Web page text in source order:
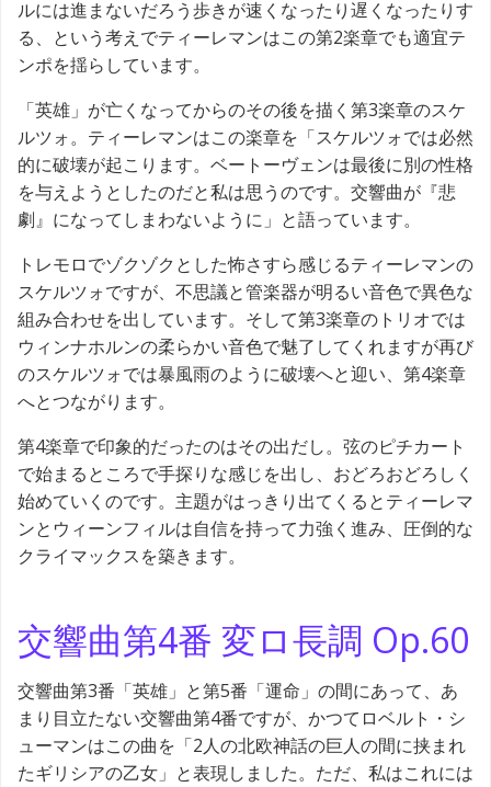
ルには進まないだろう歩きが速くなったり遅くなったりす
る、という考えでティーレマンはこの第2楽章でも適宜テ
ンポを揺らしています。
「英雄」が亡くなってからのその後を描く第3楽章のスケ
ルツォ。ティーレマンはこの楽章を「スケルツォでは必然
的に破壊が起こります。ベートーヴェンは最後に別の性格
を与えようとしたのだと私は思うのです。交響曲が『悲
劇』になってしまわないように」と語っています。
トレモロでゾクゾクとした怖さすら感じるティーレマンの
スケルツォですが、不思議と管楽器が明るい音色で異色な
組み合わせを出しています。そして第3楽章のトリオでは
ウィンナホルンの柔らかい音色で魅了してくれますが再び
のスケルツォでは暴風雨のように破壊へと迎い、第4楽章
へとつながります。
第4楽章で印象的だったのはその出だし。弦のピチカート
で始まるところで手探りな感じを出し、おどろおどろしく
始めていくのです。主題がはっきり出てくるとティーレマ
ンとウィーンフィルは自信を持って力強く進み、圧倒的な
クライマックスを築きます。
交響曲第4番 変ロ長調 Op.60
交響曲第3番「英雄」と第5番「運命」の間にあって、あ
まり目立たない交響曲第4番ですが、かつてロベルト・シ
ューマンはこの曲を「2人の北欧神話の巨人の間に挟まれ
たギリシアの乙女」と表現しました。ただ、私はこれには